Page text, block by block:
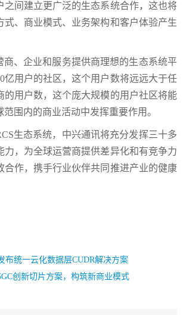
之间建立更广泛的生态系统合作，这也将
式、商业模式、业务架构和客户体验产生
商、企业和服务提供商理想的生态系统平
亿用户的社区，这个用户数将远远大于任
的用户数，这个庞大规模的用户社区将能
围内的商业活动中发挥重要作用。
生态系统，中兴通讯将充分发挥三十多
力，为全球运营商提供差异化和有竞争力
合作，携手行业伙伴共同推进产业的健康
布统一云化数据层CUDR解决方案
创新切片方案，构筑新商业模式